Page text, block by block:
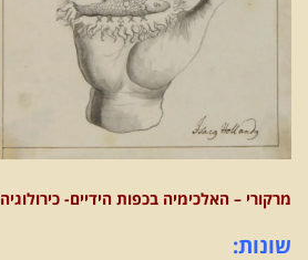
מרקורי – האלכימיה בכפות הידיים- כירולוגיה
שונות: